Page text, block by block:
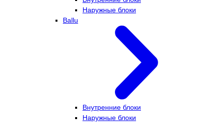
Наружные блоки
Ballu
Внутренние блоки
Наружные блоки